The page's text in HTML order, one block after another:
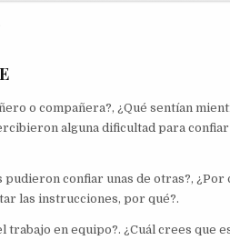
o compañera?, ¿Qué sentían
alguna dificultad para
confiar unas de otras?,
las instrucciones, por qué?.
trabajo en equipo?. ¿Cuál crees que